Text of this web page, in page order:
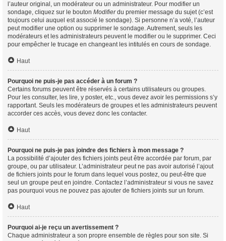
l’auteur original, un modérateur ou un administrateur. Pour modifier un
sondage, cliquez sur le bouton Modifierdu premier message du sujet (c’est
toujours celui auquel est associé le sondage). Si personne n’a voté, l’auteur
peut modifier une option ou supprimer le sondage. Autrement, seuls les
modérateurs et les administrateurs peuvent le modifier ou le supprimer. Ceci
pour empêcher le trucage en changeant les intitulés en cours de sondage.
Haut
Pourquoi ne puis-je pas accéder à un forum ?
Certains forums peuvent être réservés à certains utilisateurs ou groupes.
Pour les consulter, les lire, y poster, etc., vous devez avoir les permissions s’y
rapportant. Seuls les modérateurs de groupes et les administrateurs peuvent
accorder ces accès, vous devez donc les contacter.
Haut
Pourquoi ne puis-je pas joindre des fichiers à mon message ?
La possibilité d’ajouter des fichiers joints peut être accordée par forum, par
groupe, ou par utilisateur. L’administrateur peut ne pas avoir autorisé l’ajout
de fichiers joints pour le forum dans lequel vous postez, ou peut-être que
seul un groupe peut en joindre. Contactez l’administrateur si vous ne savez
pas pourquoi vous ne pouvez pas ajouter de fichiers joints sur un forum.
Haut
Pourquoi ai-je reçu un avertissement ?
Chaque administrateur a son propre ensemble de règles pour son site. Si